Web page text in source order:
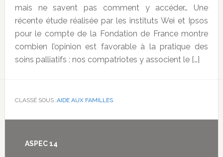
mais ne savent pas comment y accéder… Une
récente étude réalisée par les instituts Wei et Ipsos
pour le compte de la Fondation de France montre
combien l’opinion est favorable à la pratique des
soins palliatifs : nos compatriotes y associent le […]
CLASSÉ SOUS :AIDE AUX FAMILLES
Footer
ASPEC 14